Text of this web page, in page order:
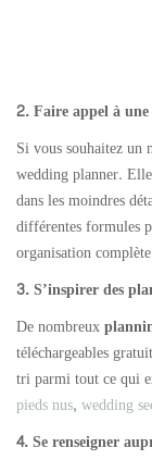
2. Faire appel à
Si vous souhaitez un
wedding planner.
dans les moindres
différentes formules
organisation
3. S’inspirer des
De nombreux
téléchargeables
tri parmi tout ce qui
pieds nus, wedding
4. Se renseigner